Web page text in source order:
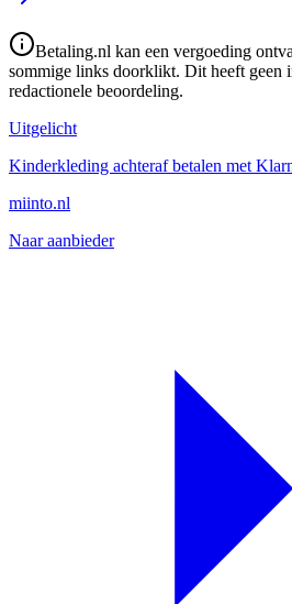
Betaling.nl kan een vergoeding
sommige links doorklikt. Dit heeft geen
redactionele beoordeling.
Uitgelicht
Kinderkleding achteraf betalen met
miinto.nl
Naar aanbieder